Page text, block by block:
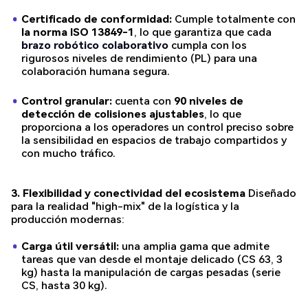
Certificado de conformidad: Cumple totalmente con
la norma ISO 13849-1, lo que garantiza que cada
brazo robótico colaborativo cumpla con los
rigurosos niveles de rendimiento (PL) para una
colaboración humana segura.
Control granular: cuenta con 90 niveles de
detección de colisiones ajustables, lo que
proporciona a los operadores un control preciso sobre
la sensibilidad en espacios de trabajo compartidos y
con mucho tráfico.
3. Flexibilidad y conectividad del ecosistemaDiseñado
para la realidad "high-mix" de la logística y la
producción modernas:
Carga útil versátil: una amplia gama que admite
tareas que van desde el montaje delicado (CS 63, 3
kg) hasta la manipulación de cargas pesadas (serie
CS, hasta 30 kg).